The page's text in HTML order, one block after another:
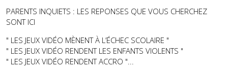
PARENTS INQUIETS : LES REPONSES QUE VOUS CHERCHEZ
SONT ICI
" LES JEUX VIDÉO MÈNENT À L’ÉCHEC SCOLAIRE "
" LES JEUX VIDÉO RENDENT LES ENFANTS VIOLENTS "
" LES JEUX VIDÉO RENDENT ACCRO "...